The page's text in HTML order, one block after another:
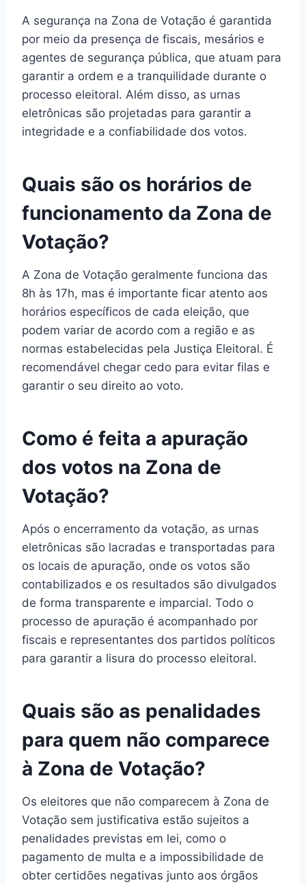
A segurança na Zona de Votação é garantida
por meio da presença de fiscais, mesários e
agentes de segurança pública, que atuam para
garantir a ordem e a tranquilidade durante o
processo eleitoral. Além disso, as urnas
eletrônicas são projetadas para garantir a
integridade e a confiabilidade dos votos.
Quais são os horários de
funcionamento da Zona de
Votação?
A Zona de Votação geralmente funciona das
8h às 17h, mas é importante ficar atento aos
horários específicos de cada eleição, que
podem variar de acordo com a região e as
normas estabelecidas pela Justiça Eleitoral. É
recomendável chegar cedo para evitar filas e
garantir o seu direito ao voto.
Como é feita a apuração
dos votos na Zona de
Votação?
Após o encerramento da votação, as urnas
eletrônicas são lacradas e transportadas para
os locais de apuração, onde os votos são
contabilizados e os resultados são divulgados
de forma transparente e imparcial. Todo o
processo de apuração é acompanhado por
fiscais e representantes dos partidos políticos
para garantir a lisura do processo eleitoral.
Quais são as penalidades
para quem não comparece
à Zona de Votação?
Os eleitores que não comparecem à Zona de
Votação sem justificativa estão sujeitos a
penalidades previstas em lei, como o
pagamento de multa e a impossibilidade de
obter certidões negativas junto aos órgãos